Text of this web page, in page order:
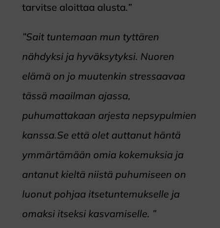
tarvitse aloittaa alusta.”
”Sait tuntemaan mun tyttären
nähdyksi ja hyväksytyksi. Nuoren
elämä on jo muutenkin stressaavaa
tässä maailman ajassa,
puhumattakaan arjesta nepsypulmien
kanssa.Se että olet auttanut häntä
ymmärtämään omia kokemuksia ja
antanut kieltä niistä puhumiseen on
luonut pohjaa itsetuntemukselle ja
omaksi itseksi kasvamiselle. ”